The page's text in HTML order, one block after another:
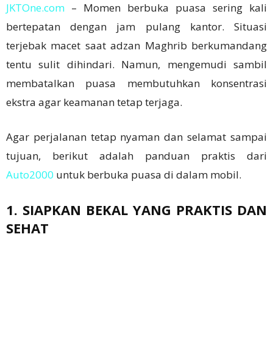
JKTOne.com – Momen berbuka puasa sering kali
bertepatan dengan jam pulang kantor. Situasi
terjebak macet saat adzan Maghrib berkumandang
tentu sulit dihindari. Namun, mengemudi sambil
membatalkan puasa membutuhkan konsentrasi
ekstra agar keamanan tetap terjaga.
Agar perjalanan tetap nyaman dan selamat sampai
tujuan, berikut adalah panduan praktis dari
Auto2000 untuk berbuka puasa di dalam mobil.
1. SIAPKAN BEKAL YANG PRAKTIS DAN
SEHAT